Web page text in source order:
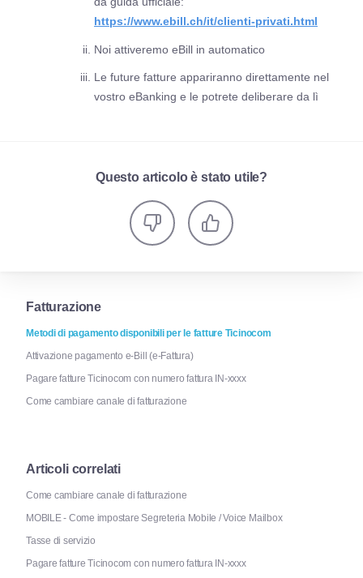
https://www.ebill.ch/it/clienti-privati.html
Noi attiveremo eBill in automatico
Le future fatture appariranno direttamente nel
vostro eBanking e le potrete deliberare da lì
Questo articolo è stato utile?
Fatturazione
Metodi di pagamento disponibili per le fatture Ticinocom
Attivazione pagamento e-Bill (e-Fattura)
Pagare fatture Ticinocom con numero fattura IN-xxxx
Come cambiare canale di fatturazione
Articoli correlati
Come cambiare canale di fatturazione
MOBILE - Come impostare Segreteria Mobile / Voice Mailbox
Tasse di servizio
Pagare fatture Ticinocom con numero fattura IN-xxxx